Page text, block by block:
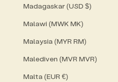
Madagaskar (USD $)
Malawi (MWK MK)
Malaysia (MYR RM)
Malediven (MVR MVR)
Malta (EUR €)